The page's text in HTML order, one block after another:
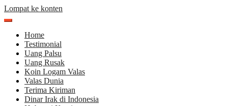
Lompat ke konten
Home
Testimonial
Uang Palsu
Uang Rusak
Koin Logam Valas
Valas Dunia
Terima Kiriman
Dinar Irak di Indonesia